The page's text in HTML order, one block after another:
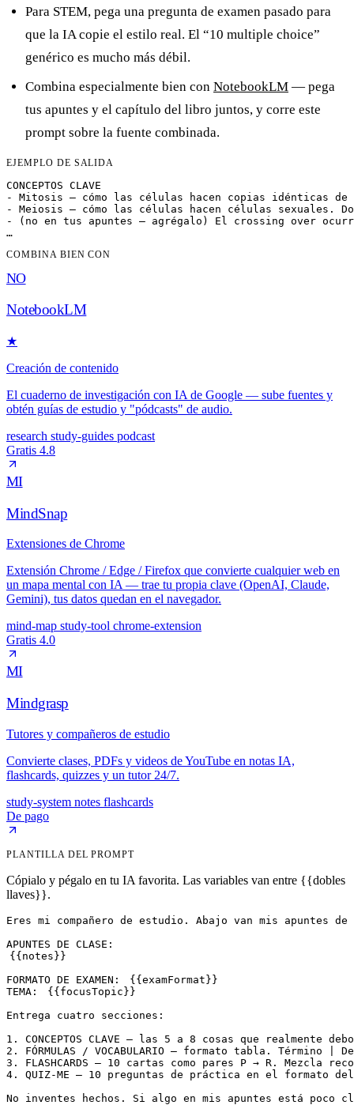
Para STEM, pega una pregunta de examen pasado para
que la IA copie el estilo real. El “10 multiple choice”
genérico es mucho más débil.
Combina especialmente bien con NotebookLM — pega
tus apuntes y el capítulo del libro juntos, y corre este
prompt sobre la fuente combinada.
EJEMPLO DE SALIDA
CONCEPTOS CLAVE
- Mitosis — cómo las células hacen copias idénticas
- Meiosis — cómo las células hacen células sexuales.
- (no en tus apuntes — agrégalo) El crossing over
COMBINA BIEN CON
NO
NotebookLM
★
Creación de contenido
El cuaderno de investigación con IA de Google — sube fuentes y
obtén guías de estudio y "pódcasts" de audio.
research study-guides podcast
Gratis 4.8
MI
MindSnap
Extensiones de Chrome
Extensión Chrome / Edge / Firefox que convierte cualquier web en
un mapa mental con IA — trae tu propia clave (OpenAI, Claude,
Gemini), tus datos quedan en el navegador.
mind-map study-tool chrome-extension
Gratis 4.0
MI
Mindgrasp
Tutores y compañeros de estudio
Convierte clases, PDFs y videos de YouTube en notas IA,
flashcards, quizzes y un tutor 24/7.
study-system notes flashcards
De pago
PLANTILLA DEL PROMPT
Cópialo y pégalo en tu IA favorita. Las variables van entre {{dobles
llaves}}.
Eres mi compañero de estudio. Abajo van mis apuntes
{{notes}}
FORMATO DE EXAMEN:
{{examFormat}}
TEMA:
{{focusTopic}}
Entrega cuatro secciones:
1. CONCEPTOS CLAVE — las 5 a 8 cosas que
2. FÓRMULAS / VOCABULARIO — formato tabla. Término
3. FLASHCARDS — 10 cartas como pares P → R. Mezcla
4. QUIZ-ME — 10 preguntas de práctica en el formato del
No inventes hechos. Si algo en mis apuntes está